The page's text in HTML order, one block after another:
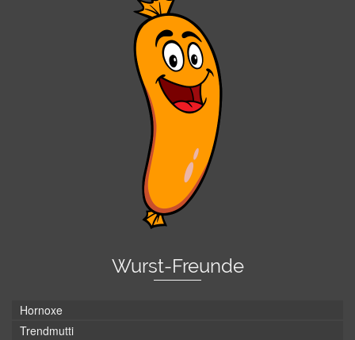
Wurst-Freunde
Hornoxe
Trendmutti